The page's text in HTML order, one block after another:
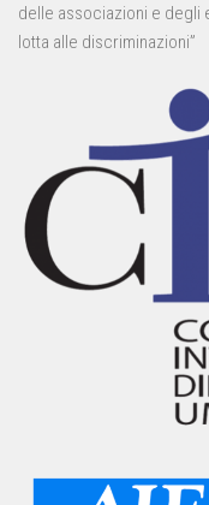
delle associazioni e degli
lotta alle discriminazioni”